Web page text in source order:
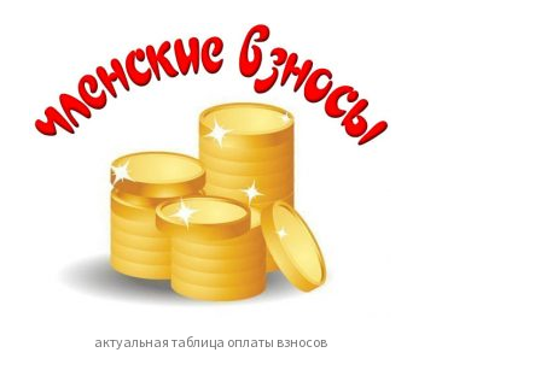
актуальная таблица оплаты взносов